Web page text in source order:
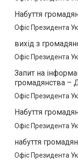
Набуття
Офіс Президента
вихід з
Офіс Президента
Запит на
громадянства –
Офіс Президента
Набуття
Офіс Президента
набуття
Офіс Президента